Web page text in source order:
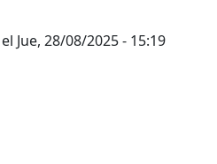
el Jue, 28/08/2025 - 15:19